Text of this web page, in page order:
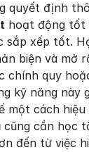
quyết định
hoạt động tốt
sắp xếp tốt.
biện và mở
chính quy
kỹ năng này
một cách hiệu
cũng cần học
đến từ việc